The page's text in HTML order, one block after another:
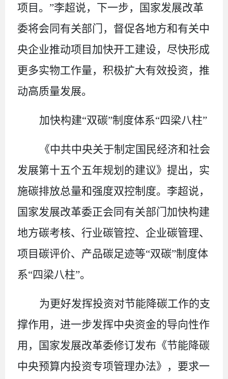
项目。 ”李超说，下一步，国家发展改革
委将会同有关部门，督促各地方和有关中
央企业推动项目加快开工建设，尽快形成
更多实物工作量，积极扩大有效投资，推
动高质量发展。
加快构建“双碳”制度体系“四梁八柱”
《中共中央关于制定国民经济和社会
发展第十五个五年规划的建议》提出，实
施碳排放总量和强度双控制度。李超说，
国家发展改革委正会同有关部门加快构建
地方碳考核、行业碳管控、企业碳管理、
项目碳评价、产品碳足迹等“双碳”制度体
系“四梁八柱”。
为更好发挥投资对节能降碳工作的支
撑作用，进一步发挥中央资金的导向性作
用，国家发展改革委修订发布《节能降碳
中央预算内投资专项管理办法》，要求一